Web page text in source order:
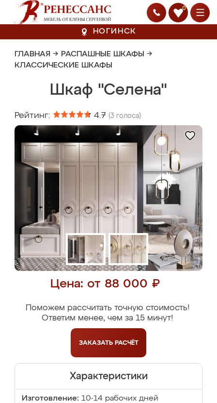
0
НОГИНСК
ГЛАВНАЯ → РАСПАШНЫЕ ШКАФЫ →
КЛАССИЧЕСКИЕ ШКАФЫ
Шкаф "Селена"
Рейтинг: 4.7 (3 голоса)
Цена: от 88 000 ₽
Поможем рассчитать точную стоимость!
Ответим менее, чем за 15 минут!
ЗАКАЗАТЬ РАСЧЁТ
Характеристики
Изготовление: 10-14 рабочих дней